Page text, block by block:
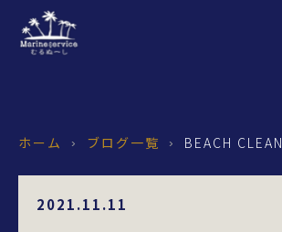
ホーム › ブログ一覧 › BEACH CLEAN
2021.11.11